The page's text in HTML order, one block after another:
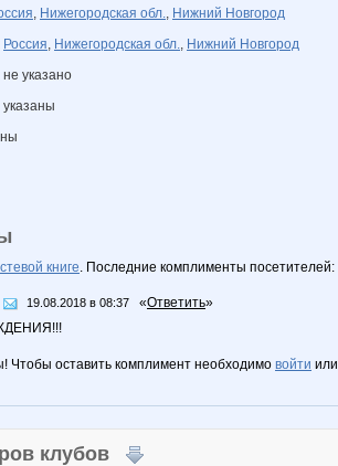
, Нижегородская обл., Нижний Новгород
Россия, Нижегородская обл., Нижний Новгород
указано
книге. Последние комплименты посетителей:
19.08.2018 в 08:37 «Ответить»
Чтобы оставить комплимент необходимо войти или
клубов